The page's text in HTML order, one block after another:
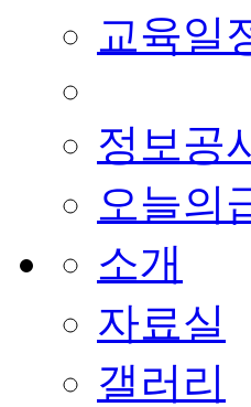
교육일
정보공
오늘의
소개
자료실
갤러리